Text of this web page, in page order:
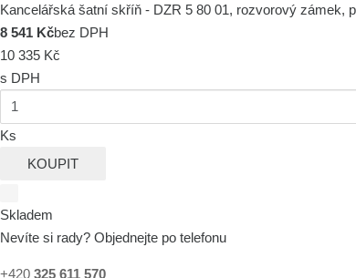
Kancelářská šatní skříň - DZR 5 80 01, rozvorový zámek,
8 541 Kčbez DPH
10 335 Kč
s DPH
Ks
KOUPIT
Skladem
Nevíte si rady? Objednejte po telefonu
+420 325 611 570